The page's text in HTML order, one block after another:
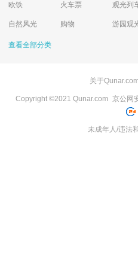
欧铁 火车票 观光列
自然风光 购物 游园观
查看全部分类
关于Qunar.com
Copyright ©2021 Qunar.com 京公网
未成年人/违法